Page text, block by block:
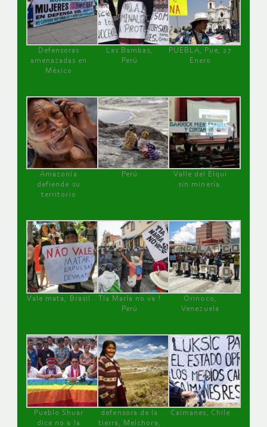
Defensoras
amenazadas en
México
Las Bambas,
Perú
PUEBLA, Pue, 27
Enero
Amazonía
defiende su
territorio
Perú
Valle del Elqui
sin minería.
Vale mata, Brasil
Tía María no va !
Perú
Orinoco,
Venezuela
Pueblo Shuar
dice no a la
defensora de la
tierra, Melchora,
Caimanes, Chile